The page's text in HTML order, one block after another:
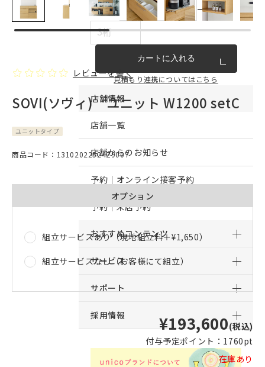
ー
カートに入れる
見積もり連携についてはこちら
店舗情報
店舗一覧
店舗からのお知らせ
予約｜オンライン接客予約
予約｜来店予約
おすすめコンテンツ
サービス
サポート
採用情報
レビューを書く
SOVI(ソヴィ) ユニット W1200 setC
ユニットタイプ
商品コード：13102022524Z9007
オプション
組立サービスあり（現地組立料＋¥1,650）
組立サービスなし（お客様にて組立）
¥193,600(税込)
付与予定ポイント： 1760pt
在庫あり